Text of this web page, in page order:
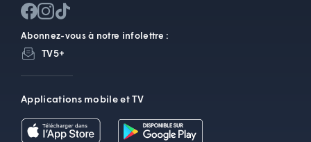
Abonnez-vous à notre infolettre :
TV5+
Applications mobile et TV